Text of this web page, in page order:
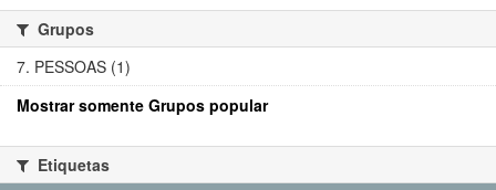
Grupos
7. PESSOAS (1)
Mostrar somente Grupos popular
Etiquetas